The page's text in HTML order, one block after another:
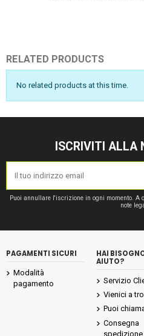
RELATED PRODUCTS
No related products at this time.
ISCRIVITI ALLA
Puoi annullare l'iscrizione in ogni momento. A
note
PAGAMENTI SICURI
Modalità
pagamento
HAI
AIUTO?
Servizio
Vienici a
Puoi
Consegna
spedizione